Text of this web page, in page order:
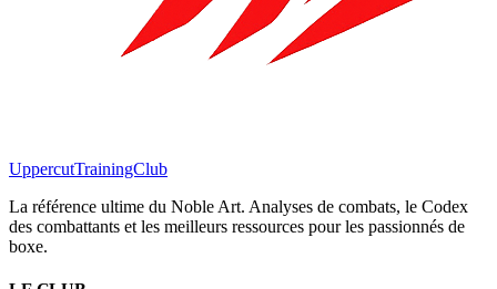
UppercutTrainingClub
La référence ultime du Noble Art. Analyses de combats, le Codex
des combattants et les meilleurs ressources pour les passionnés de
boxe.